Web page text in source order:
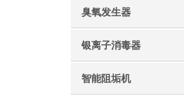
臭氧发生器
银离子消毒器
智能阻垢机